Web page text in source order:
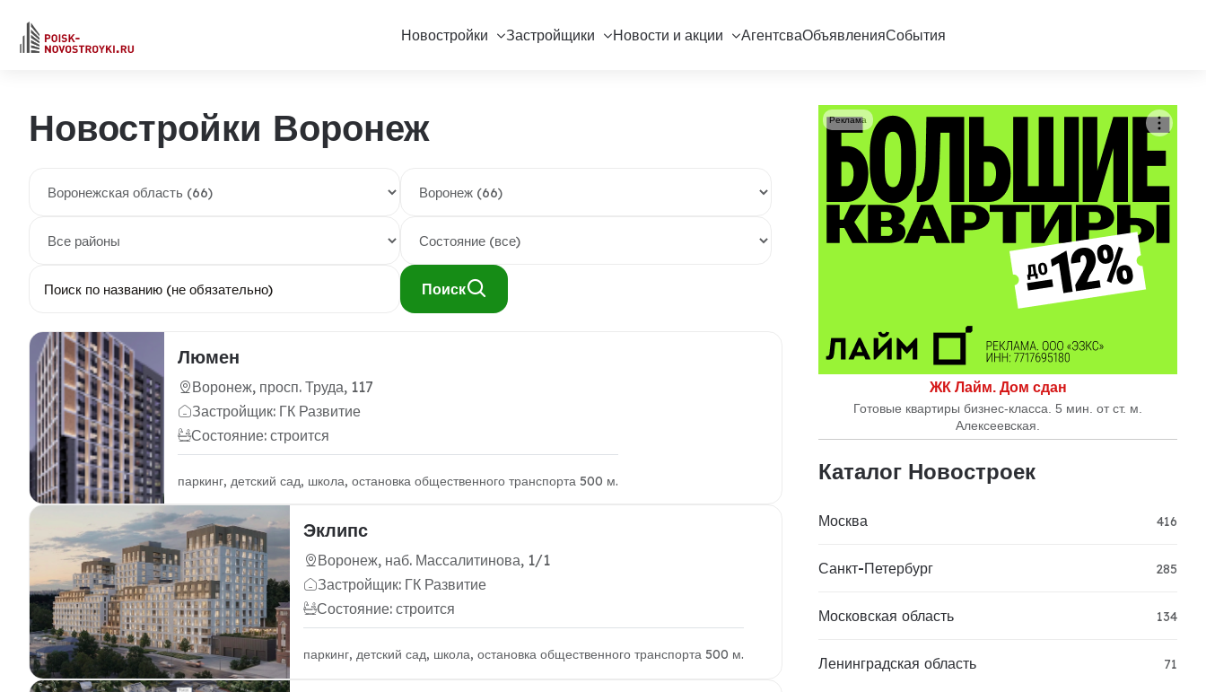
Новостройки Застройщики Новости и акции АгентсваОбъявленияСобытия
Новостройки Воронеж
Поиск
Люмен
Воронеж, просп. Труда, 117
Застройщик: ГК Развитие
Состояние: строится
паркинг, детский сад, школа, остановка общественного транспорта 500 м.
Эклипс
Воронеж, наб. Массалитинова, 1/1
Застройщик: ГК Развитие
Состояние: строится
паркинг, детский сад, школа, остановка общественного транспорта 500 м.
ЖК Лайм. Дом сдан
Готовые квартиры бизнес-класса. 5 мин. от ст. м.
Алексеевская.
Реклама
Каталог Новостроек
Москва 416
Санкт-Петербург 285
Московская область 134
Ленинградская область 71